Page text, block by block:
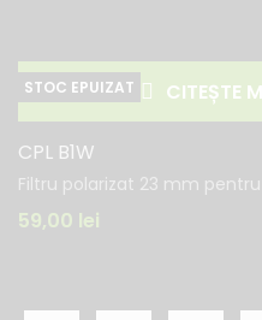
CITEȘTE
CPL B1W
Filtru polarizat 23 mm pentru
59,00 lei